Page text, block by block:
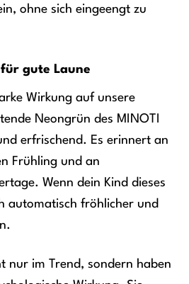
ohne sich eingeengt zu
gute Laune
Wirkung auf unsere
Neongrün des MINOTI
erfrischend. Es erinnert an
Frühling und an
Wenn dein Kind dieses
automatisch fröhlicher und
nur im Trend, sondern haben